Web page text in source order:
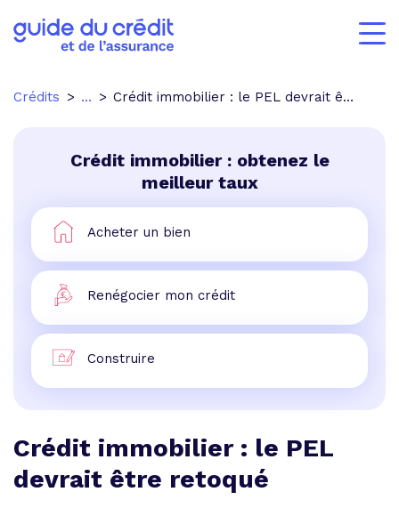
Crédits ... Crédit immobilier : le PEL devrait être retoqué
Crédit immobilier : obtenez le
meilleur taux
Acheter un bien
Renégocier mon crédit
Construire
Crédit immobilier : le PEL
devrait être retoqué